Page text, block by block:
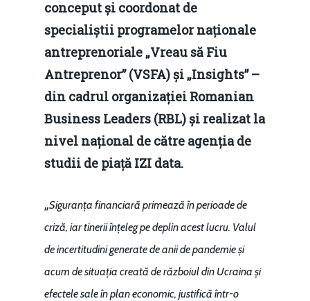
conceput și coordonat de
specialiștii programelor naționale
antreprenoriale „Vreau să Fiu
Antreprenor” (VSFA) și „Insights” –
din cadrul organizației Romanian
Business Leaders (RBL) și realizat la
nivel național de către agenția de
studii de piață IZI data.
„Siguranța financiară primează în perioade de
criză, iar tinerii înțeleg pe deplin acest lucru. Valul
de incertitudini generate de anii de pandemie și
acum de situația creată de războiul din Ucraina și
efectele sale în plan economic, justifică într-o